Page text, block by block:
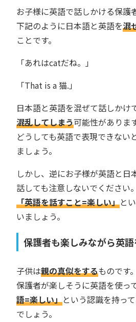
お子様に英語で話しかける保護
下記のように日本語と英語を混
ことです。
「あれはcatだね。」
「That is a 猫.」
日本語と英語を混ぜて話しかけ
混乱してしまう可能性があります
どうしても英語で表現できない
ましょう。
しかし、逆にお子様が英語と日
話しても注意しないでください。
「英語を話すこと=楽しい」と
いましょう。
保護者も楽しみながら英語
子供は親の真似をするものです。
保護者が楽しそうに英語を使っ
語=楽しい」という認識を持っ
でしょう。